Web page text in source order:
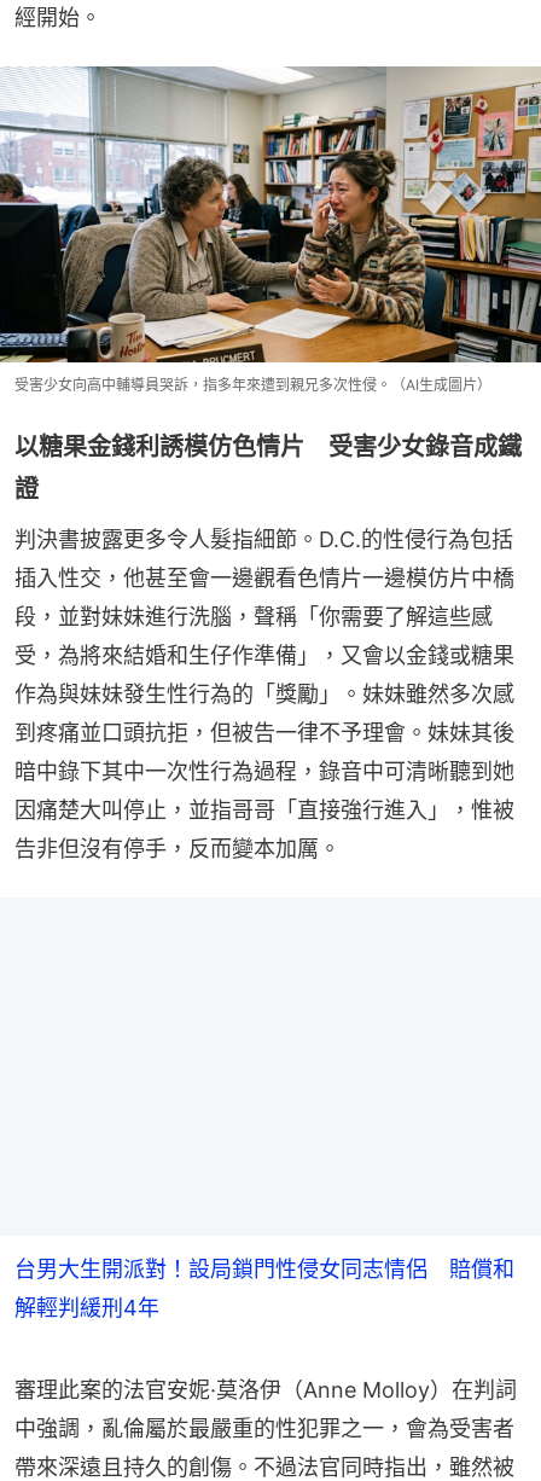
經開始。
受害少女向高中輔導員哭訴，指多年來遭到親兄多次性侵。（AI生成圖片）
以糖果金錢利誘模仿色情片 受害少女錄音成鐵
證
判決書披露更多令人髮指細節。D.C.的性侵行為包括
插入性交，他甚至會一邊觀看色情片一邊模仿片中橋
段，並對妹妹進行洗腦，聲稱「你需要了解這些感
受，為將來結婚和生仔作準備」，又會以金錢或糖果
作為與妹妹發生性行為的「獎勵」。妹妹雖然多次感
到疼痛並口頭抗拒，但被告一律不予理會。妹妹其後
暗中錄下其中一次性行為過程，錄音中可清晰聽到她
因痛楚大叫停止，並指哥哥「直接強行進入」，惟被
告非但沒有停手，反而變本加厲。
台男大生開派對！設局鎖門性侵女同志情侶 賠償和
解輕判緩刑4年
審理此案的法官安妮·莫洛伊（Anne Molloy）在判詞
中強調，亂倫屬於最嚴重的性犯罪之一，會為受害者
帶來深遠且持久的創傷。不過法官同時指出，雖然被